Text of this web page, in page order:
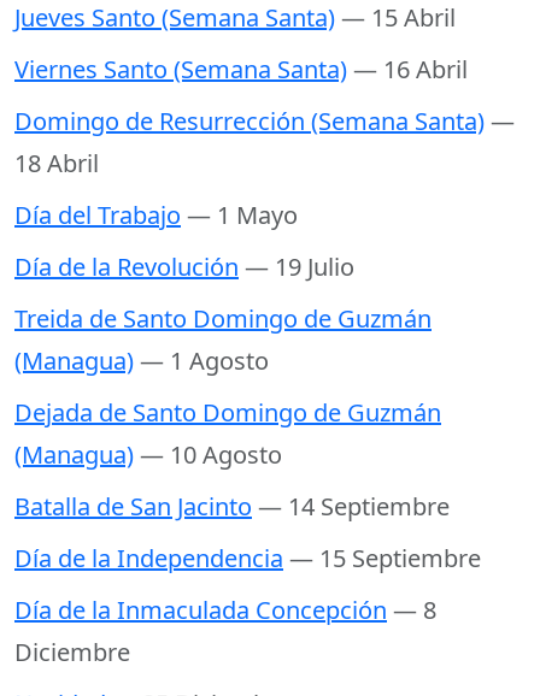
Jueves Santo (Semana Santa)— 15 Abril
Viernes Santo (Semana Santa)— 16 Abril
Domingo de Resurrección (Semana Santa)—
18 Abril
Día del Trabajo — 1 Mayo
Día de la Revolución — 19 Julio
Treida de Santo Domingo de Guzmán
(Managua)— 1 Agosto
Dejada de Santo Domingo de Guzmán
(Managua)— 10 Agosto
Batalla de San Jacinto — 14 Septiembre
Día de la Independencia — 15 Septiembre
Día de la Inmaculada Concepción — 8
Diciembre